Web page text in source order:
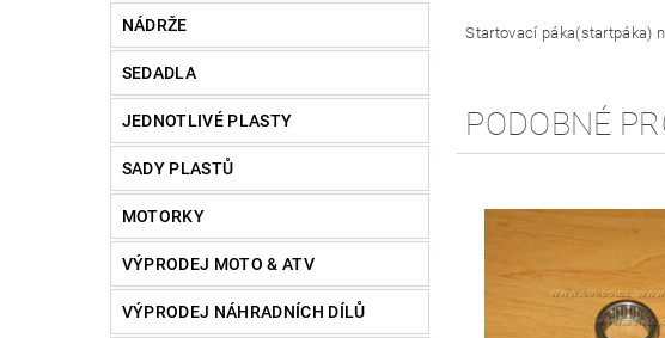
NÁDRŽE
SEDADLA
JEDNOTLIVÉ PLASTY
SADY PLASTŮ
MOTORKY
VÝPRODEJ MOTO & ATV
VÝPRODEJ NÁHRADNÍCH DÍLŮ
Startovací páka(startpáka)
PODOBNÉ